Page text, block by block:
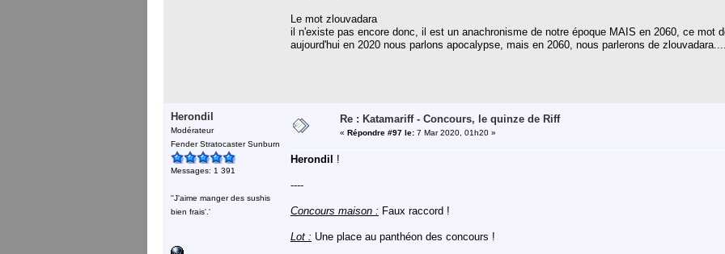
Le mot zlouvadara
il n'existe pas encore donc, il est un anachronisme de notre époque MAIS en 2060, ce mot
aujourd'hui en 2020 nous parlons apocalypse, mais en 2060, nous parlerons de zlouvadara....
Herondil
Modérateur
Fender Stratocaster Sunburn
Messages: 1 391
''J'aime manger des sushis
bien frais'.'
Re : Katamariff - Concours, le quinze de Riff
« Répondre #97 le: 7 Mar 2020, 01h20 »
Herondil !
----
Concours maison : Faux raccord !
Lot : Une place au panthéon des concours !